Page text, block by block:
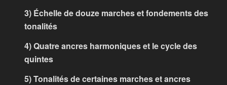
3) Échelle de douze marches et fondements des
tonalités
4) Quatre ancres harmoniques et le cycle des
quintes
5) Tonalités de certaines marches et ancres